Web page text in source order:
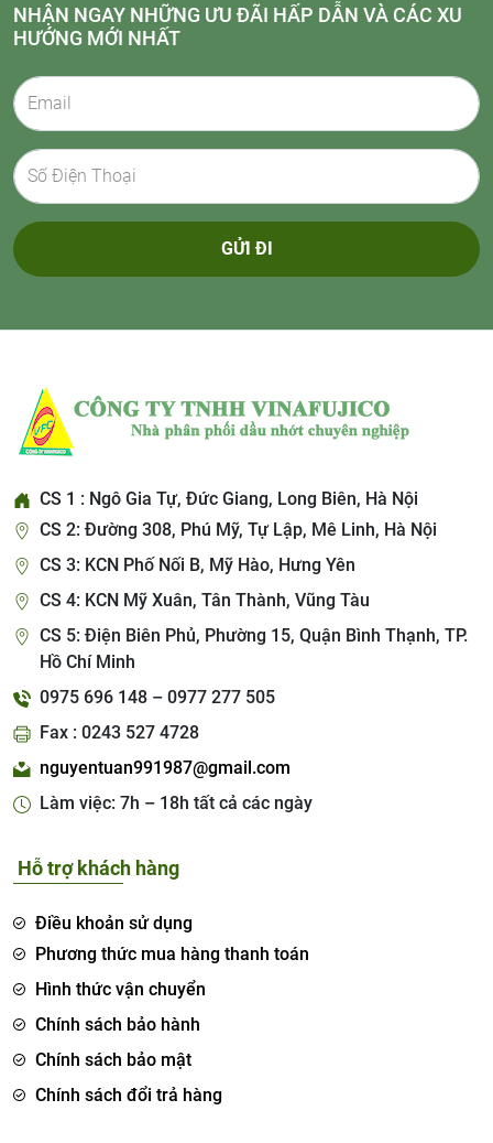
NHẬN NGAY NHỮNG ƯU ĐÃI HẤP DẪN VÀ CÁC XU
HƯỚNG MỚI NHẤT
GỬI ĐI
CS 1 : Ngô Gia Tự, Đức Giang, Long Biên, Hà Nội
CS 2: Đường 308, Phú Mỹ, Tự Lập, Mê Linh, Hà Nội
CS 3: KCN Phố Nối B, Mỹ Hào, Hưng Yên
CS 4: KCN Mỹ Xuân, Tân Thành, Vũng Tàu
CS 5: Điện Biên Phủ, Phường 15, Quận Bình Thạnh, TP.
Hồ Chí Minh
0975 696 148 – 0977 277 505
Fax : 0243 527 4728
nguyentuan991987@gmail.com
Làm việc: 7h – 18h tất cả các ngày
Hỗ trợ khách hàng
Điều khoản sử dụng
Phương thức mua hàng thanh toán
Hình thức vận chuyển
Chính sách bảo hành
Chính sách bảo mật
Chính sách đổi trả hàng